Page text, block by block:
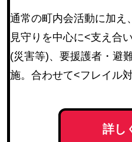
通常の町内会活動に加え
見守りを中心に<支え合
(災害等)、要援護者・避
施。合わせて<フレイル
詳し